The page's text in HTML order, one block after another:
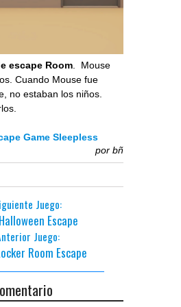
escape Room . Mouse
Cuando Mouse fue
no estaban los niños.
Game Sleepless
por bñ
Juego:
Escape
Juego:
Room Escape